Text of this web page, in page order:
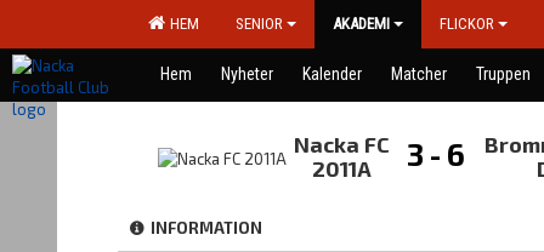
HEM SENIOR AKADEMI FLICKOR
Hem Nyheter Kalender Matcher Truppen
Nacka FC
2011A
3 - 6
INFORMATION